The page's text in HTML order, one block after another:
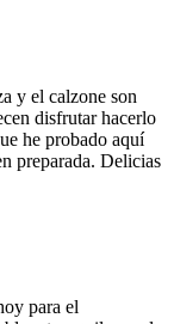
y el calzone son
disfrutar hacerlo
he probado aquí
preparada. Delicias
para el